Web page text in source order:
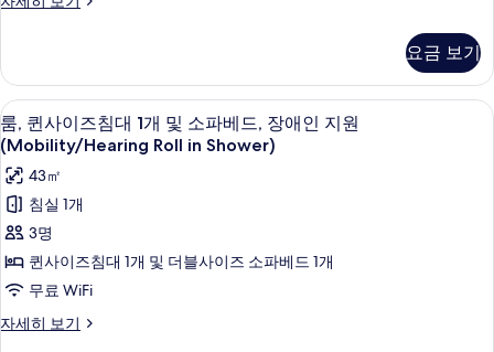
진
모
두
보
기
지
자
히
보
기
개
소
파
베
드,
장
애
인
지
원
(Mobility/Hearing
즈
침
대
1
개
및
소
파
베
드,
애
인
지
요금 보기
룸,
퀸
사
이
즈
침
대
개
책상, 노트북 작업 공간, 암막 커튼, 다
5
룸, 퀸사이즈침대 1개 및 소파베드, 장애인 지원
(Mobility/Hearing Roll in Shower)
43㎡
침실 1개
3명
퀸사이즈침대 1개 및 더블사이즈 소파베드 1개
무료 WiFi
자세히 보기
룸,